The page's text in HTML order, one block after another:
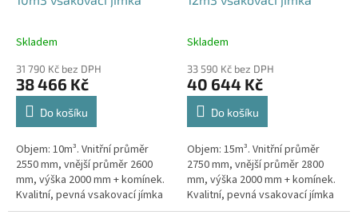
Průměrné
produktu
je
5,0
hvězdiček.
Skladem
31 790 Kč bez DPH
38 466 Kč
Do košíku
Objem: 10m³. Vnitřní průměr
2550 mm, vnější průměr 2600
mm, výška 2000 mm + komínek.
Kvalitní, pevná vsakovací jímka
(nádrž) bez potřeby
Průměrné
produktu
je
5,0
hvězdiček.
Skladem
33 590 Kč bez DPH
40 644 Kč
Do košíku
Objem: 15m³. Vnitřní průměr
2750 mm, vnější průměr 2800
mm, výška 2000 mm + komínek.
Kvalitní, pevná vsakovací jímka
(nádrž) bez potřeby